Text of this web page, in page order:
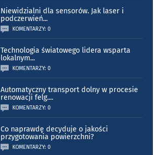
Niewidzialni dla sensorów. Jak laser i
podczerwień...
KOMENTARZY: 0
Technologia światowego lidera wsparta
lokalnym...
KOMENTARZY: 0
Automatyczny transport dolny w procesie
renowacji felg....
KOMENTARZY: 0
Co naprawdę decyduje o jakości
przygotowania powierzchni?
KOMENTARZY: 0